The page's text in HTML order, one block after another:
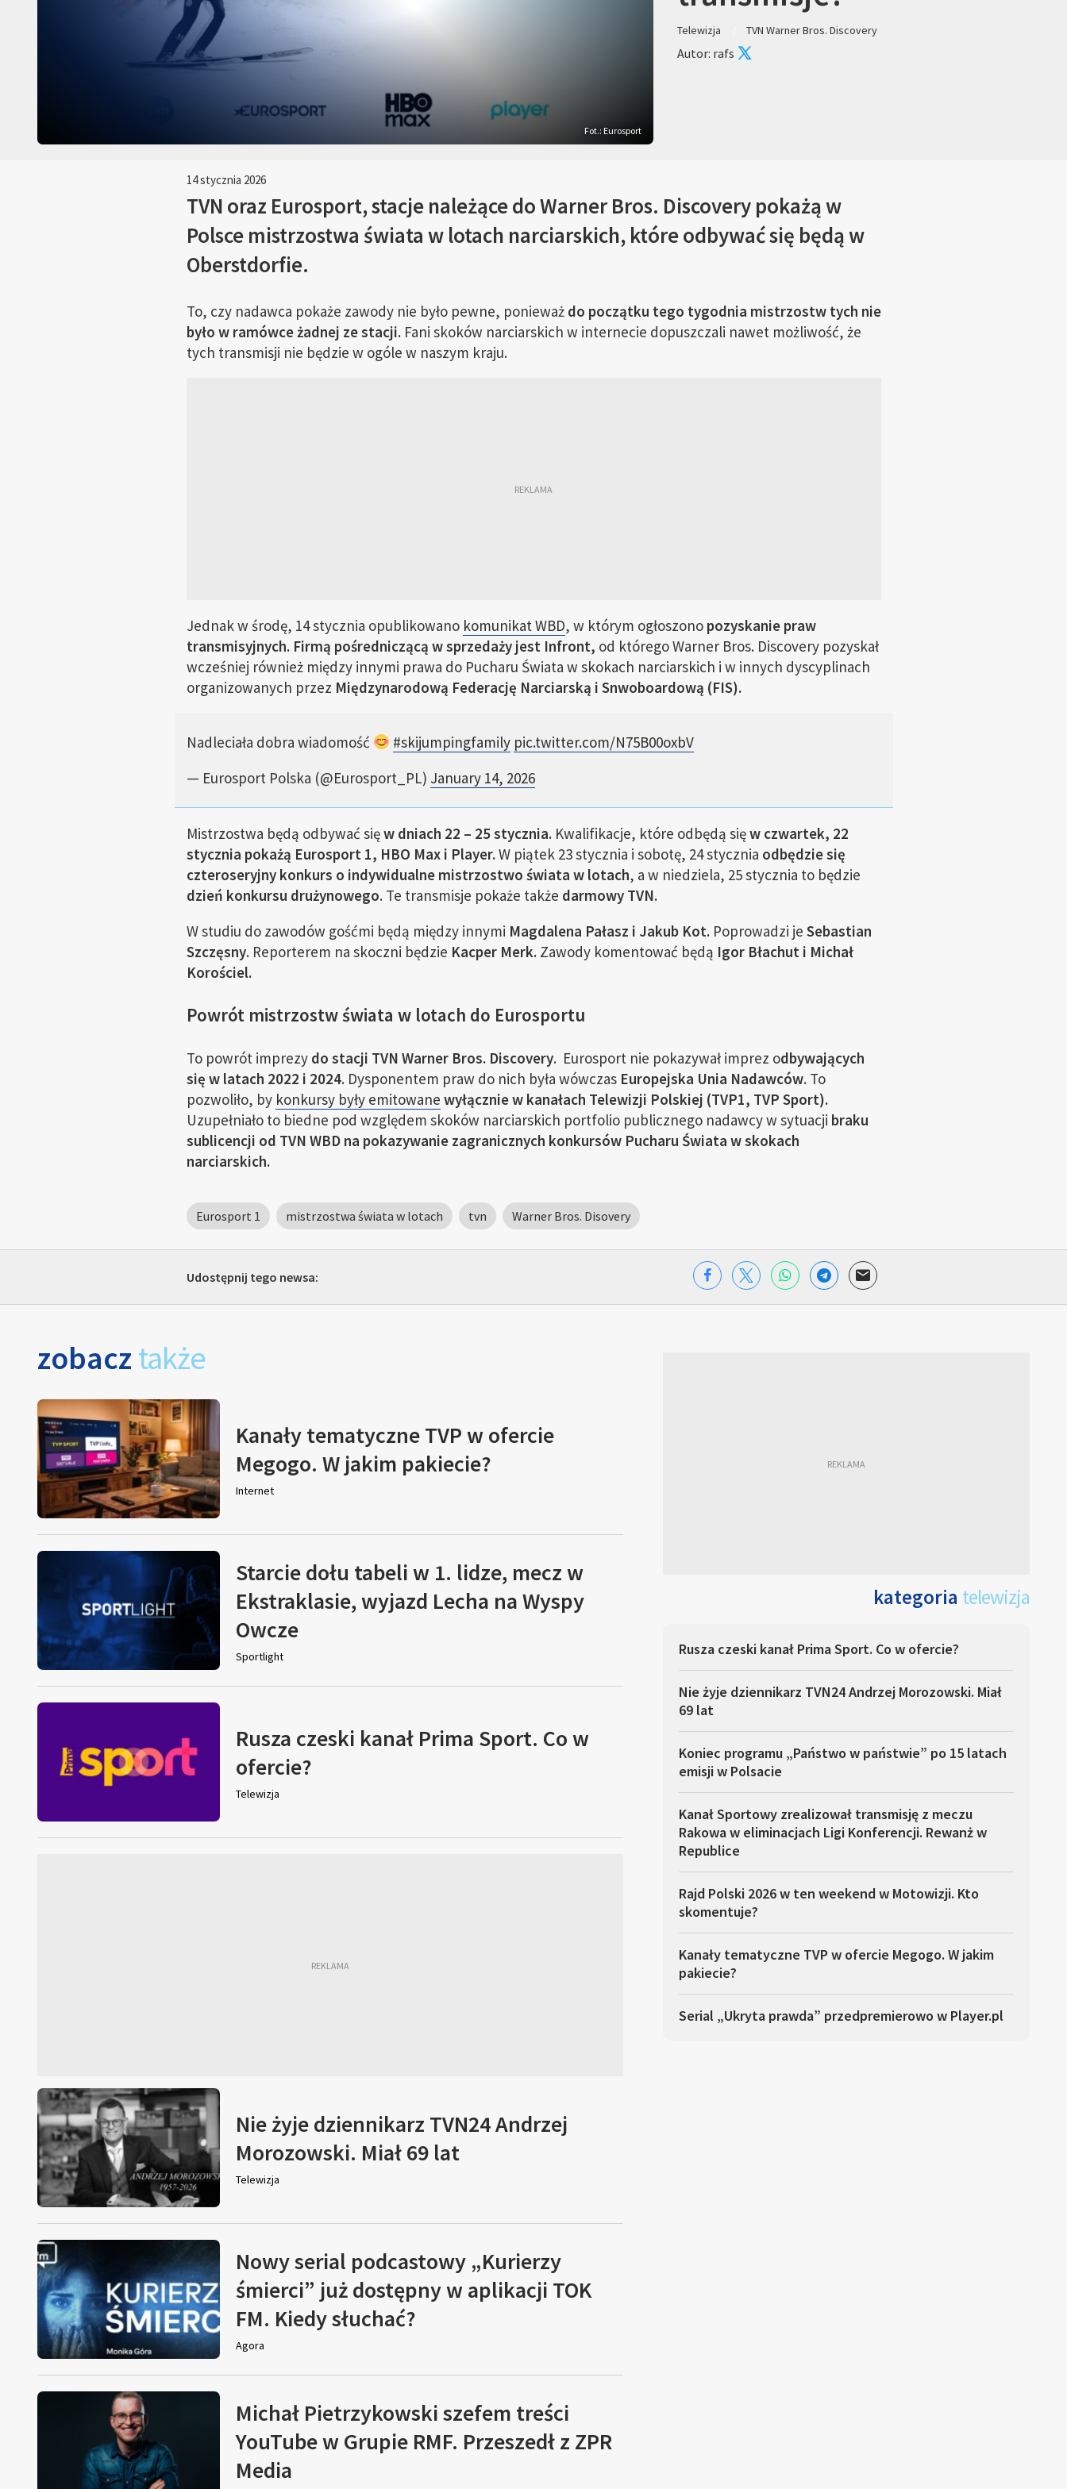
Telewizja TVN Warner Bros. Discovery
Autor: rafs
Fot.: Eurosport
14 stycznia 2026
TVN oraz Eurosport, stacje należące do Warner Bros. Discovery pokażą w
Polsce mistrzostwa świata w lotach narciarskich, które odbywać się będą w
Oberstdorfie.
To, czy nadawca pokaże zawody nie było pewne, ponieważ do początku tego tygodnia mistrzostw tych nie
było w ramówce żadnej ze stacji.Fani skoków narciarskich w internecie dopuszczali nawet możliwość, że
tych transmisji nie będzie w ogóle w naszym kraju.
Jednak w środę, 14 stycznia opublikowano komunikat WBD, w którym ogłoszonopozyskanie praw
transmisyjnych. Firmą pośredniczącą w sprzedaży jest Infront, od którego Warner Bros. Discovery pozyskał
wcześniej również między innymi prawa do Pucharu Świata w skokach narciarskich i w innych dyscyplinach
organizowanych przez Międzynarodową Federację Narciarską i Snwoboardową (FIS).
Nadleciała dobra wiadomość #skijumpingfamily pic.twitter.com/N75B00oxbV
— Eurosport Polska (@Eurosport_PL) January 14, 2026
Mistrzostwa będą odbywać sięw dniach 22 – 25 stycznia.Kwalifikacje, które odbędą sięw czwartek, 22
stycznia pokażą Eurosport 1, HBO Max i Player.W piątek 23 stycznia i sobotę, 24 stycznia odbędzie się
czteroseryjny konkurs o indywidualne mistrzostwo świata w lotach, a w niedziela, 25 stycznia to będzie
dzień konkursu drużynowego. Te transmisje pokaże także darmowy TVN.
W studiu do zawodów gośćmi będą między innymi Magdalena Pałasz i Jakub Kot.Poprowadzi je Sebastian
Szczęsny. Reporterem na skoczni będzie Kacper Merk.Zawody komentować będą Igor Błachut i Michał
Korościel.
Powrót mistrzostw świata w lotach do Eurosportu
To powrót imprezydo stacji TVN Warner Bros. Discovery. Eurosport nie pokazywał imprez odbywających
się w latach 2022 i 2024. Dysponentem praw do nich była wówczas Europejska Unia Nadawców. To
pozwoliło, by konkursy były emitowane wyłącznie w kanałach Telewizji Polskiej (TVP1, TVP Sport).
Uzupełniało to biedne pod względem skoków narciarskich portfolio publicznego nadawcy w sytuacji braku
sublicencji od TVN WBD na pokazywanie zagranicznych konkursów Pucharu Świata w skokach
narciarskich.
Eurosport 1 mistrzostwa świata w lotach tvn Warner Bros. Disovery
Udostępnij tego newsa:
zobacz także
Kanały tematyczne TVP w ofercie
Megogo. W jakim pakiecie?
Internet
Starcie dołu tabeli w 1. lidze, mecz w
Ekstraklasie, wyjazd Lecha na Wyspy
Owcze
Sportlight
Rusza czeski kanał Prima Sport. Co w
ofercie?
Telewizja
Nie żyje dziennikarz TVN24 Andrzej
Morozowski. Miał 69 lat
Telewizja
Nowy serial podcastowy „Kurierzy
śmierci” już dostępny w aplikacji TOK
FM. Kiedy słuchać?
Agora
Michał Pietrzykowski szefem treści
YouTube w Grupie RMF. Przeszedł z ZPR
Media
kategoria telewizja
Rusza czeski kanał Prima Sport. Co w ofercie?
Nie żyje dziennikarz TVN24 Andrzej Morozowski. Miał
69 lat
Koniec programu „Państwo w państwie” po 15 latach
emisji w Polsacie
Kanał Sportowy zrealizował transmisję z meczu
Rakowa w eliminacjach Ligi Konferencji. Rewanż w
Republice
Rajd Polski 2026 w ten weekend w Motowizji. Kto
skomentuje?
Kanały tematyczne TVP w ofercie Megogo. W jakim
pakiecie?
Serial „Ukryta prawda” przedpremierowo w Player.pl